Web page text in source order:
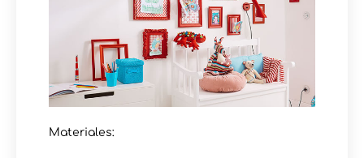
Materiales: